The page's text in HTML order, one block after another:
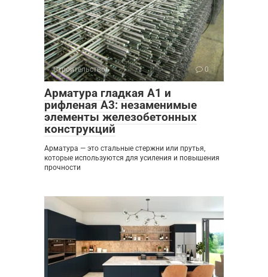
Строительство 0
Арматура гладкая А1 и
рифленая А3: незаменимые
элементы железобетонных
конструкций
Арматура — это стальные стержни или прутья,
которые используются для усиления и повышения
прочности